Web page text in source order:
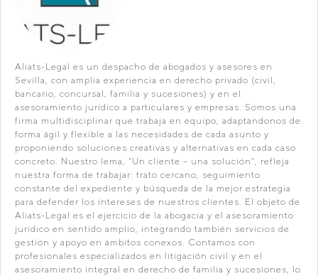
Aliats-Legal es un despacho de abogados y asesores en
Sevilla, con amplia experiencia en derecho privado (civil,
bancario, concursal, familia y sucesiones) y en el
asesoramiento jurídico a particulares y empresas. Somos una
firma multidisciplinar que trabaja en equipo, adaptándonos de
forma ágil y flexible a las necesidades de cada asunto y
proponiendo soluciones creativas y alternativas en cada caso
concreto. Nuestro lema, “Un cliente – una solución”, refleja
nuestra forma de trabajar: trato cercano, seguimiento
constante del expediente y búsqueda de la mejor estrategia
para defender los intereses de nuestros clientes. El objeto de
Aliats-Legal es el ejercicio de la abogacía y el asesoramiento
jurídico en sentido amplio, integrando también servicios de
gestión y apoyo en ámbitos conexos. Contamos con
profesionales especializados en litigación civil y en el
asesoramiento integral en derecho de familia y sucesiones, lo